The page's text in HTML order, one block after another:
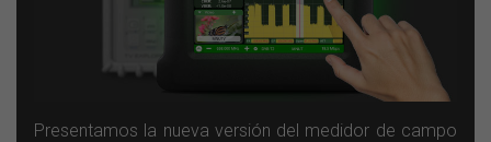
Presentamos la nueva versión del medidor de campo